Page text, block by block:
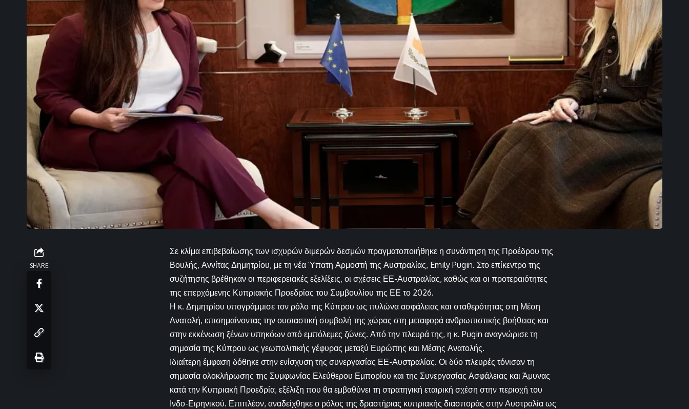
SHARE
Σε κλίμα επιβεβαίωσης των ισχυρών διμερών δεσμών πραγματοποιήθηκε η συνάντηση της Προέδρου της
Βουλής, Αννίτας Δημητρίου, με τη νέα Ύπατη Αρμοστή της Αυστραλίας, Emily Pugin. Στο επίκεντρο της
συζήτησης βρέθηκαν οι περιφερειακές εξελίξεις, οι σχέσεις ΕΕ-Αυστραλίας, καθώς και οι προτεραιότητες
της επερχόμενης Κυπριακής Προεδρίας του Συμβουλίου της ΕΕ το 2026.
Η κ. Δημητρίου υπογράμμισε τον ρόλο της Κύπρου ως πυλώνα ασφάλειας και σταθερότητας στη Μέση
Ανατολή, επισημαίνοντας την ουσιαστική συμβολή της χώρας στη μεταφορά ανθρωπιστικής βοήθειας και
στην εκκένωση ξένων υπηκόων από εμπόλεμες ζώνες. Από την πλευρά της, η κ. Pugin αναγνώρισε τη
σημασία της Κύπρου ως γεωπολιτικής γέφυρας μεταξύ Ευρώπης και Μέσης Ανατολής.
Ιδιαίτερη έμφαση δόθηκε στην ενίσχυση της συνεργασίας ΕΕ-Αυστραλίας. Οι δύο πλευρές τόνισαν τη
σημασία ολοκλήρωσης της Συμφωνίας Ελεύθερου Εμπορίου και της Συνεργασίας Ασφάλειας και Άμυνας
κατά την Κυπριακή Προεδρία, εξέλιξη που θα εμβαθύνει τη στρατηγική εταιρική σχέση στην περιοχή του
Ινδο-Ειρηνικού. Επιπλέον, αναδείχθηκε ο ρόλος της δραστήριας κυπριακής διασποράς στην Αυστραλία ως